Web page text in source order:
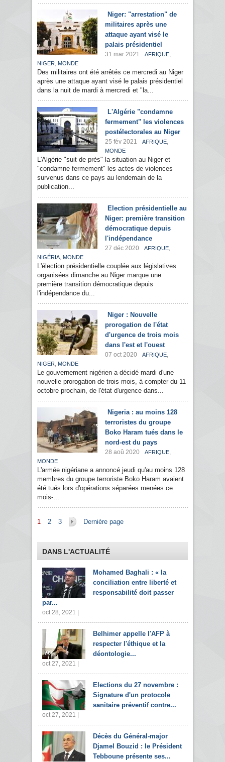
Niger: "arrestation" de
militaires après une
attaque ayant visé le
palais présidentiel
31 mar 2021 AFRIQUE,
NIGER, MONDE
Des militaires ont été arrêtés ce mercredi au Niger
après une attaque ayant visé le palais présidentiel
dans la nuit de mardi à mercredi et "la...
L'Algérie "condamne
fermement" les violences
postélectorales au Niger
25 fév 2021 AFRIQUE,
MONDE
L'Algérie "suit de près" la situation au Niger et
"condamne fermement" les actes de violences
survenus dans ce pays au lendemain de la
publication...
Election présidentielle au
Niger: première transition
démocratique depuis
l'indépendance
27 déc 2020 AFRIQUE,
NIGÉRIA, MONDE
L'élection présidentielle couplée aux législatives
organisées dimanche au Niger marque une
première transition démocratique depuis
l'indépendance du...
Niger : Nouvelle
prorogation de l'état
d'urgence de trois mois
dans l'est et l'ouest
07 oct 2020 AFRIQUE,
NIGER, MONDE
Le gouvernement nigérien a décidé mardi d'une
nouvelle prorogation de trois mois, à compter du 11
octobre prochain, de l'état d'urgence dans...
Nigeria : au moins 128
terroristes du groupe
Boko Haram tués dans le
nord-est du pays
28 aoû 2020 AFRIQUE,
MONDE
L'armée nigériane a annoncé jeudi qu'au moins 128
membres du groupe terroriste Boko Haram avaient
été tués lors d'opérations séparées menées ce
mois-...
Pages
1 2 3 Dernière page
DANS L'ACTUALITÉ
Mohamed Baghali : « la
conciliation entre liberté et
responsabilité doit passer
par...
oct 28, 2021 |
Belhimer appelle l'AFP à
respecter l'éthique et la
déontologie...
oct 27, 2021 |
Elections du 27 novembre :
Signature d'un protocole
sanitaire préventif contre...
oct 27, 2021 |
Décès du Général-major
Djamel Bouzid : le Président
Tebboune présente ses...